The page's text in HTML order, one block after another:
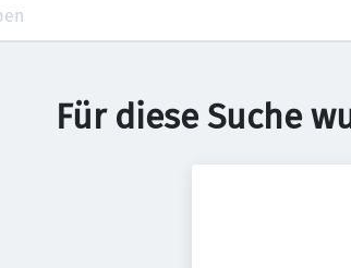
Für diese Suche